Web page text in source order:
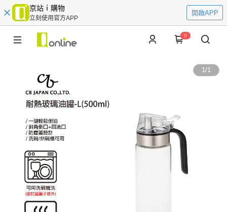
京站ｉ購物
立刻使用官方APP
開啟APP
0
1/1